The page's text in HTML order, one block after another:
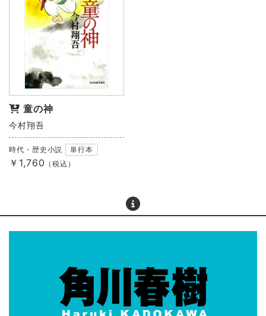
童の神
今村翔吾
時代・歴史小説 単行本
￥1,760 （税込）